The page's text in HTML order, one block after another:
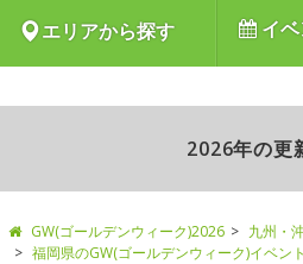
エリアから探す イベ
2026年の更
GW(ゴールデンウィーク)2026
九州・
福岡県のGW(ゴールデンウィーク)イベン